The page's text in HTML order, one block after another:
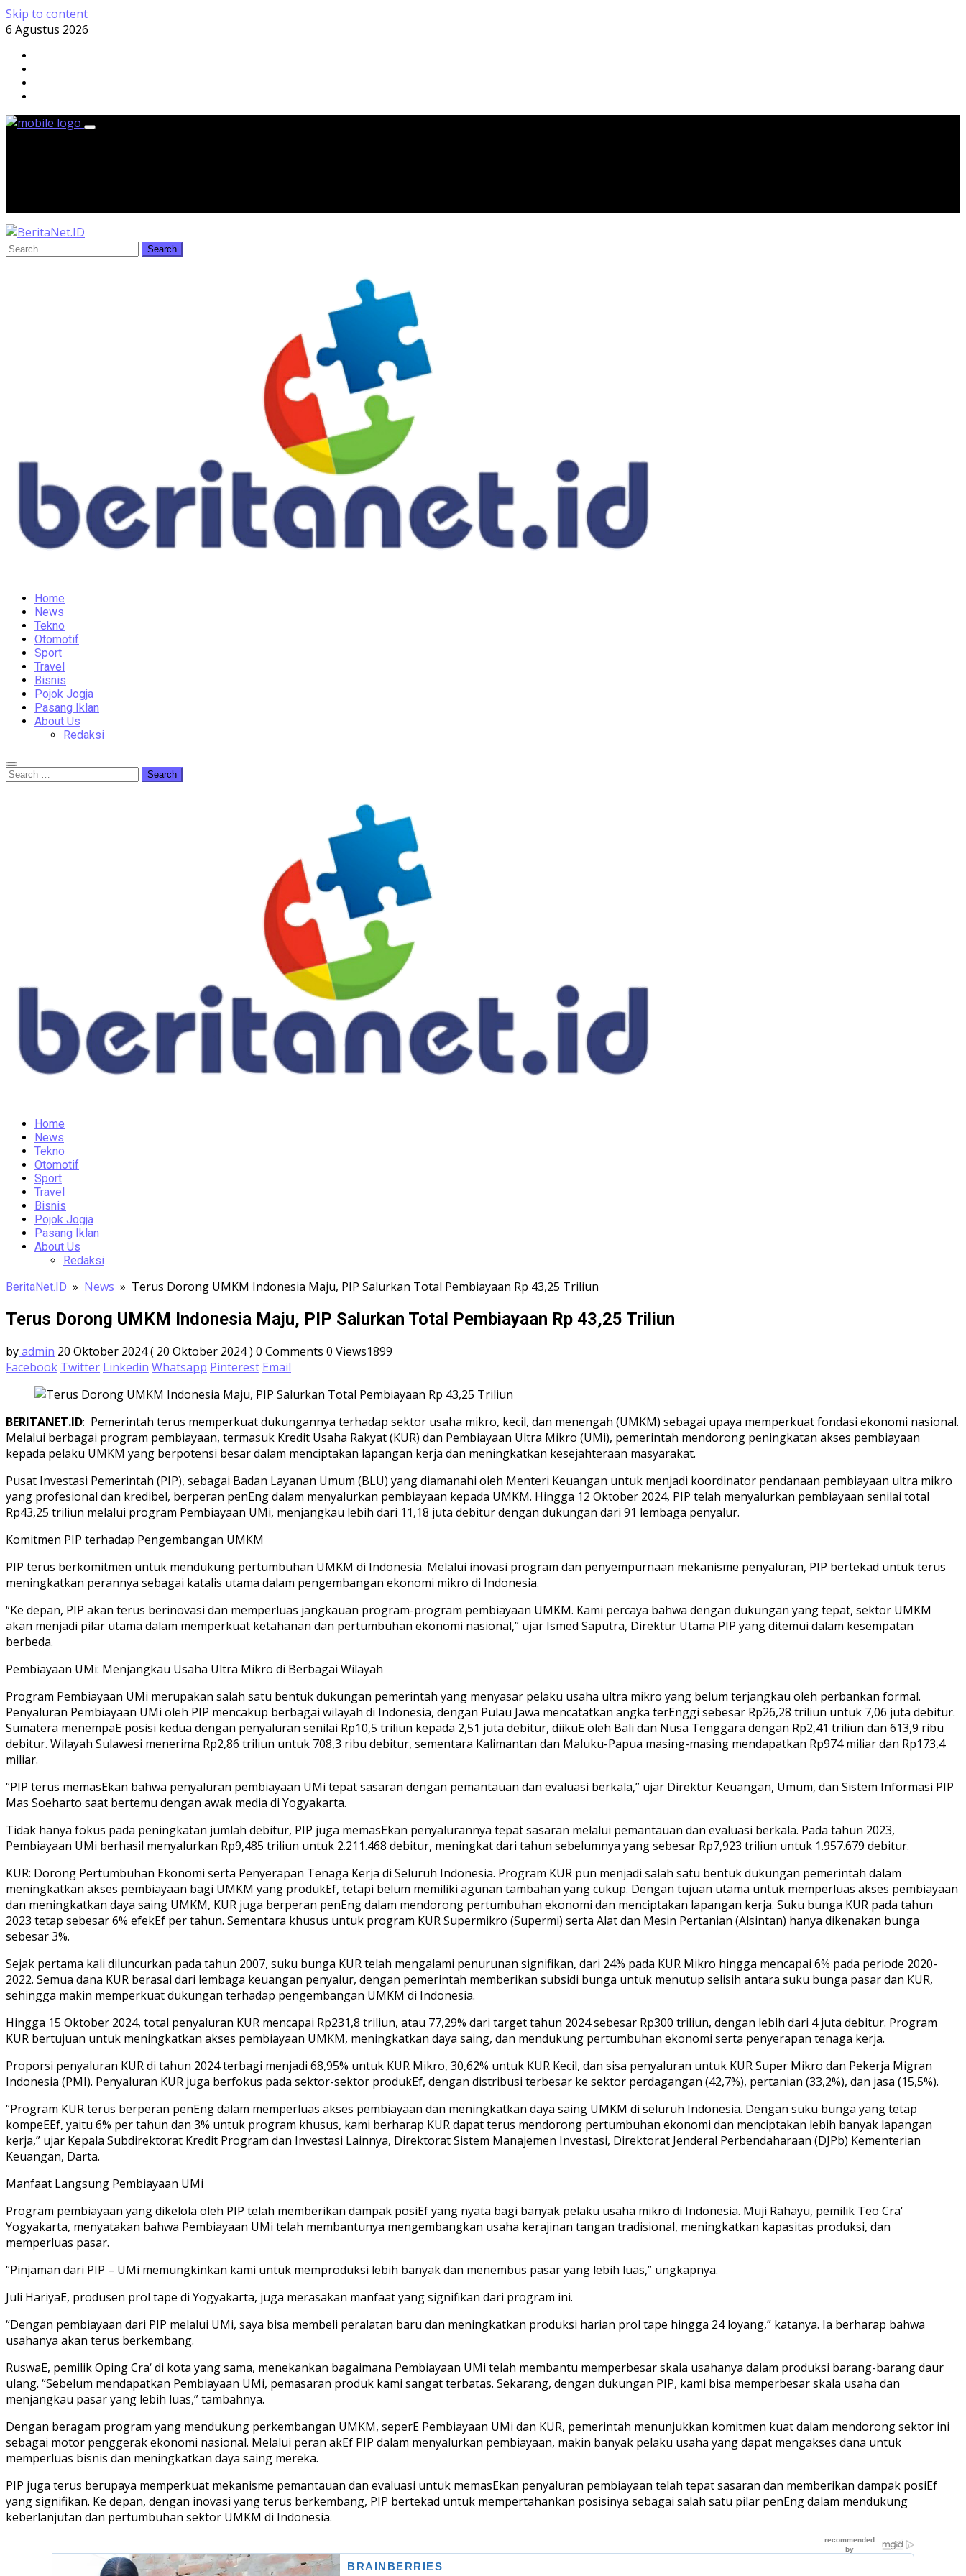
Skip to content
6 Agustus 2026
Home
News
Tekno
Otomotif
Sport
Travel
Bisnis
Pojok Jogja
Pasang Iklan
About Us
Redaksi
Home
News
Tekno
Otomotif
Sport
Travel
Bisnis
Pojok Jogja
Pasang Iklan
About Us
Redaksi
BeritaNet.ID » News » Terus Dorong UMKM Indonesia Maju, PIP Salurkan Total Pembiayaan Rp 43,25 Triliun
Terus Dorong UMKM Indonesia Maju, PIP Salurkan Total Pembiayaan Rp 43,25 Triliun
byadmin 20 Oktober 2024( 20 Oktober 2024 ) 0 Comments 0 Views1899
Facebook Twitter Linkedin Whatsapp Pinterest Email
BERITANET.ID: Pemerintah terus memperkuat dukungannya terhadap sektor usaha mikro, kecil, dan menengah (UMKM) sebagai upaya memperkuat fondasi ekonomi nasional.
Melalui berbagai program pembiayaan, termasuk Kredit Usaha Rakyat (KUR) dan Pembiayaan Ultra Mikro (UMi), pemerintah mendorong peningkatan akses pembiayaan
kepada pelaku UMKM yang berpotensi besar dalam menciptakan lapangan kerja dan meningkatkan kesejahteraan masyarakat.
Pusat Investasi Pemerintah (PIP), sebagai Badan Layanan Umum (BLU) yang diamanahi oleh Menteri Keuangan untuk menjadi koordinator pendanaan pembiayaan ultra mikro
yang profesional dan kredibel, berperan penEng dalam menyalurkan pembiayaan kepada UMKM. Hingga 12 Oktober 2024, PIP telah menyalurkan pembiayaan senilai total
Rp43,25 triliun melalui program Pembiayaan UMi, menjangkau lebih dari 11,18 juta debitur dengan dukungan dari 91 lembaga penyalur.
Komitmen PIP terhadap Pengembangan UMKM
PIP terus berkomitmen untuk mendukung pertumbuhan UMKM di Indonesia. Melalui inovasi program dan penyempurnaan mekanisme penyaluran, PIP bertekad untuk terus
meningkatkan perannya sebagai katalis utama dalam pengembangan ekonomi mikro di Indonesia.
“Ke depan, PIP akan terus berinovasi dan memperluas jangkauan program-program pembiayaan UMKM. Kami percaya bahwa dengan dukungan yang tepat, sektor UMKM
akan menjadi pilar utama dalam memperkuat ketahanan dan pertumbuhan ekonomi nasional,” ujar Ismed Saputra, Direktur Utama PIP yang ditemui dalam kesempatan
berbeda.
Pembiayaan UMi: Menjangkau Usaha Ultra Mikro di Berbagai Wilayah
Program Pembiayaan UMi merupakan salah satu bentuk dukungan pemerintah yang menyasar pelaku usaha ultra mikro yang belum terjangkau oleh perbankan formal.
Penyaluran Pembiayaan UMi oleh PIP mencakup berbagai wilayah di Indonesia, dengan Pulau Jawa mencatatkan angka terEnggi sebesar Rp26,28 triliun untuk 7,06 juta debitur.
Sumatera menempaE posisi kedua dengan penyaluran senilai Rp10,5 triliun kepada 2,51 juta debitur, diikuE oleh Bali dan Nusa Tenggara dengan Rp2,41 triliun dan 613,9 ribu
debitur. Wilayah Sulawesi menerima Rp2,86 triliun untuk 708,3 ribu debitur, sementara Kalimantan dan Maluku-Papua masing-masing mendapatkan Rp974 miliar dan Rp173,4
miliar.
“PIP terus memasEkan bahwa penyaluran pembiayaan UMi tepat sasaran dengan pemantauan dan evaluasi berkala,” ujar Direktur Keuangan, Umum, dan Sistem Informasi PIP
Mas Soeharto saat bertemu dengan awak media di Yogyakarta.
Tidak hanya fokus pada peningkatan jumlah debitur, PIP juga memasEkan penyalurannya tepat sasaran melalui pemantauan dan evaluasi berkala. Pada tahun 2023,
Pembiayaan UMi berhasil menyalurkan Rp9,485 triliun untuk 2.211.468 debitur, meningkat dari tahun sebelumnya yang sebesar Rp7,923 triliun untuk 1.957.679 debitur.
KUR: Dorong Pertumbuhan Ekonomi serta Penyerapan Tenaga Kerja di Seluruh Indonesia. Program KUR pun menjadi salah satu bentuk dukungan pemerintah dalam
meningkatkan akses pembiayaan bagi UMKM yang produkEf, tetapi belum memiliki agunan tambahan yang cukup. Dengan tujuan utama untuk memperluas akses pembiayaan
dan meningkatkan daya saing UMKM, KUR juga berperan penEng dalam mendorong pertumbuhan ekonomi dan menciptakan lapangan kerja. Suku bunga KUR pada tahun
2023 tetap sebesar 6% efekEf per tahun. Sementara khusus untuk program KUR Supermikro (Supermi) serta Alat dan Mesin Pertanian (Alsintan) hanya dikenakan bunga
sebesar 3%.
Sejak pertama kali diluncurkan pada tahun 2007, suku bunga KUR telah mengalami penurunan signifikan, dari 24% pada KUR Mikro hingga mencapai 6% pada periode 2020-
2022. Semua dana KUR berasal dari lembaga keuangan penyalur, dengan pemerintah memberikan subsidi bunga untuk menutup selisih antara suku bunga pasar dan KUR,
sehingga makin memperkuat dukungan terhadap pengembangan UMKM di Indonesia.
Hingga 15 Oktober 2024, total penyaluran KUR mencapai Rp231,8 triliun, atau 77,29% dari target tahun 2024 sebesar Rp300 triliun, dengan lebih dari 4 juta debitur. Program
KUR bertujuan untuk meningkatkan akses pembiayaan UMKM, meningkatkan daya saing, dan mendukung pertumbuhan ekonomi serta penyerapan tenaga kerja.
Proporsi penyaluran KUR di tahun 2024 terbagi menjadi 68,95% untuk KUR Mikro, 30,62% untuk KUR Kecil, dan sisa penyaluran untuk KUR Super Mikro dan Pekerja Migran
Indonesia (PMI). Penyaluran KUR juga berfokus pada sektor-sektor produkEf, dengan distribusi terbesar ke sektor perdagangan (42,7%), pertanian (33,2%), dan jasa (15,5%).
“Program KUR terus berperan penEng dalam memperluas akses pembiayaan dan meningkatkan daya saing UMKM di seluruh Indonesia. Dengan suku bunga yang tetap
kompeEEf, yaitu 6% per tahun dan 3% untuk program khusus, kami berharap KUR dapat terus mendorong pertumbuhan ekonomi dan menciptakan lebih banyak lapangan
kerja,” ujar Kepala Subdirektorat Kredit Program dan Investasi Lainnya, Direktorat Sistem Manajemen Investasi, Direktorat Jenderal Perbendaharaan (DJPb) Kementerian
Keuangan, Darta.
Manfaat Langsung Pembiayaan UMi
Program pembiayaan yang dikelola oleh PIP telah memberikan dampak posiEf yang nyata bagi banyak pelaku usaha mikro di Indonesia. Muji Rahayu, pemilik Teo Cra‘
Yogyakarta, menyatakan bahwa Pembiayaan UMi telah membantunya mengembangkan usaha kerajinan tangan tradisional, meningkatkan kapasitas produksi, dan
memperluas pasar.
“Pinjaman dari PIP – UMi memungkinkan kami untuk memproduksi lebih banyak dan menembus pasar yang lebih luas,” ungkapnya.
Juli HariyaE, produsen prol tape di Yogyakarta, juga merasakan manfaat yang signifikan dari program ini.
“Dengan pembiayaan dari PIP melalui UMi, saya bisa membeli peralatan baru dan meningkatkan produksi harian prol tape hingga 24 loyang,” katanya. Ia berharap bahwa
usahanya akan terus berkembang.
RuswaE, pemilik Oping Cra‘ di kota yang sama, menekankan bagaimana Pembiayaan UMi telah membantu memperbesar skala usahanya dalam produksi barang-barang daur
ulang. “Sebelum mendapatkan Pembiayaan UMi, pemasaran produk kami sangat terbatas. Sekarang, dengan dukungan PIP, kami bisa memperbesar skala usaha dan
menjangkau pasar yang lebih luas,” tambahnya.
Dengan beragam program yang mendukung perkembangan UMKM, seperE Pembiayaan UMi dan KUR, pemerintah menunjukkan komitmen kuat dalam mendorong sektor ini
sebagai motor penggerak ekonomi nasional. Melalui peran akEf PIP dalam menyalurkan pembiayaan, makin banyak pelaku usaha yang dapat mengakses dana untuk
memperluas bisnis dan meningkatkan daya saing mereka.
PIP juga terus berupaya memperkuat mekanisme pemantauan dan evaluasi untuk memasEkan penyaluran pembiayaan telah tepat sasaran dan memberikan dampak posiEf
yang signifikan. Ke depan, dengan inovasi yang terus berkembang, PIP bertekad untuk mempertahankan posisinya sebagai salah satu pilar penEng dalam mendukung
keberlanjutan dan pertumbuhan sektor UMKM di Indonesia.